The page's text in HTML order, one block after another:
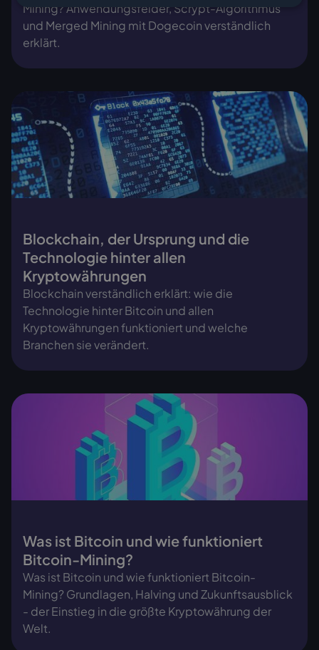
Mining? Anwendungsfelder, Scrypt-Algorithmus
und Merged Mining mit Dogecoin verständlich
erklärt.
Blockchain, der Ursprung und die
Technologie hinter allen
Kryptowährungen
Blockchain verständlich erklärt: wie die
Technologie hinter Bitcoin und allen
Kryptowährungen funktioniert und welche
Branchen sie verändert.
Was ist Bitcoin und wie funktioniert
Bitcoin-Mining?
Was ist Bitcoin und wie funktioniert Bitcoin-
Mining? Grundlagen, Halving und Zukunftsausblick
- der Einstieg in die größte Kryptowährung der
Welt.